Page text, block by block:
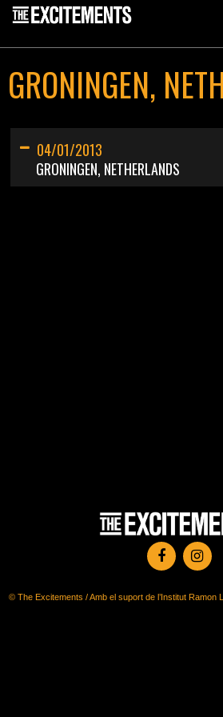
GRONINGEN,
04/01/2013
GRONINGEN, NETHERLANDS
© The Excitements / Amb el suport de l’Institut Ramon